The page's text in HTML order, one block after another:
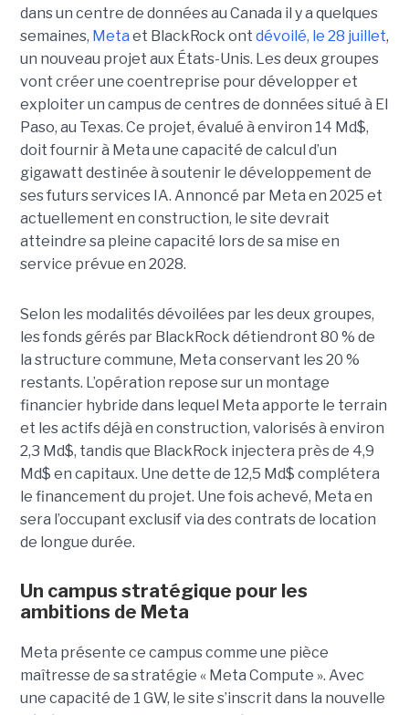
dans un centre de données au Canada il y a quelques
semaines, Meta et BlackRock ont dévoilé, le 28 juillet,
un nouveau projet aux États-Unis. Les deux groupes
vont créer une coentreprise pour développer et
exploiter un campus de centres de données situé à El
Paso, au Texas. Ce projet, évalué à environ 14 Md$,
doit fournir à Meta une capacité de calcul d’un
gigawatt destinée à soutenir le développement de
ses futurs services IA. Annoncé par Meta en 2025 et
actuellement en construction, le site devrait
atteindre sa pleine capacité lors de sa mise en
service prévue en 2028.
Selon les modalités dévoilées par les deux groupes,
les fonds gérés par BlackRock détiendront 80 % de
la structure commune, Meta conservant les 20 %
restants. L’opération repose sur un montage
financier hybride dans lequel Meta apporte le terrain
et les actifs déjà en construction, valorisés à environ
2,3 Md$, tandis que BlackRock injectera près de 4,9
Md$ en capitaux. Une dette de 12,5 Md$ complétera
le financement du projet. Une fois achevé, Meta en
sera l’occupant exclusif via des contrats de location
de longue durée.
Un campus stratégique pour les
ambitions de Meta
Meta présente ce campus comme une pièce
maîtresse de sa stratégie « Meta Compute ». Avec
une capacité de 1 GW, le site s’inscrit dans la nouvelle